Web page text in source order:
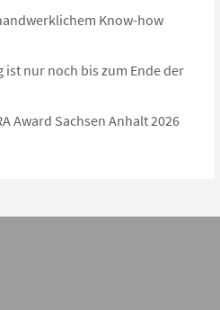
Know-how
ist nur noch bis zum Ende der
Award Sachsen Anhalt 2026